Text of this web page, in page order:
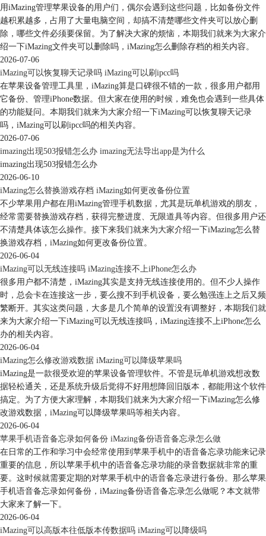
用iMazing管理苹果设备的用户们，偶尔会遇到这些问题，比如备份文件
越积累越多，占用了大量电脑空间，却搞不清楚哪些文件夹可以放心删
除，哪些文件必须要保留。为了解决大家的烦恼，本期我们就来为大家介
绍一下iMazing文件夹可以删除吗，iMazing怎么删除存档的相关内容。
2026-07-06
iMazing可以恢复聊天记录吗 iMazing可以刷ipcc吗
在苹果设备管理工具里，iMazing算是口碑很不错的一款，很多用户都用
它备份、管理iPhone数据。但大家在使用的时候，难免也会遇到一些具体
的功能疑问。本期我们就来为大家介绍一下iMazing可以恢复聊天记录
吗，iMazing可以刷ipcc吗的相关内容。
2026-07-06
imazing出现503报错怎么办 imazing无法导出app是为什么
imazing出现503报错怎么办
2026-06-10
iMazing怎么替换游戏存档 iMazing如何更改备份位置
不少苹果用户都在用iMazing管理手机数据，尤其是玩单机游戏的朋友，
经常需要替换游戏存档，获得完整进度、无限道具等内容。但很多用户还
不清楚具体该怎么操作。接下来我们就来为大家介绍一下iMazing怎么替
换游戏存档，iMazing如何更改备份位置。
2026-06-04
iMazing可以无线连接吗 iMazing连接不上iPhone怎么办
很多用户都不清楚，iMazing其实是支持无线连接使用的。但不少人操作
时，总会卡在连接这一步，要么搜不到手机设备，要么勉强连上之后又频
繁断开。其实这类问题，大多是几个简单的设置没有调整好，本期我们就
来为大家介绍一下iMazing可以无线连接吗，iMazing连接不上iPhone怎么
办的相关内容。
2026-06-04
iMazing怎么修改游戏数据 iMazing可以降级苹果吗
iMazing是一款很受欢迎的苹果设备管理软件。不管是玩单机游戏想改数
据轻松通关，还是系统升级后觉得不好用想降回旧版本，都能用这个软件
搞定。为了方便大家理解，本期我们就来为大家介绍一下iMazing怎么修
改游戏数据，iMazing可以降级苹果吗等相关内容。
2026-06-04
苹果手机语音备忘录如何备份 iMazing备份语音备忘录怎么做
在日常的工作和学习中会经常使用到苹果手机中的语音备忘录功能来记录
重要的信息，所以苹果手机中的语音备忘录功能的录音数据就非常的重
要。这时候就需要定期的对苹果手机中的语音备忘录进行备份。那么苹果
手机语音备忘录如何备份，iMazing备份语音备忘录怎么做呢？本文就带
大家来了解一下。
2026-06-04
iMazing可以高版本往低版本传数据吗 iMazing可以降级吗